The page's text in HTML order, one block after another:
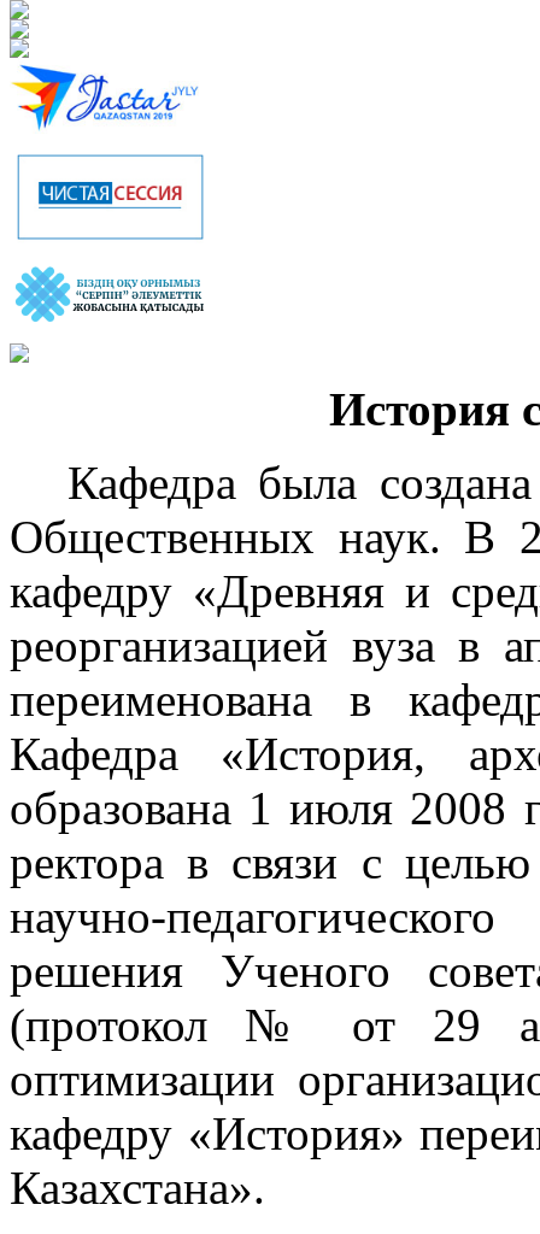
История
Кафедра была
Общественных наук. В
кафедру «Древняя и
реорганизацией вуза в
переименована в
Кафедра «История,
образована 1 июля 2008
ректора в связи с целью
научно-
решения Ученого
(протокол № от 29
оптимизации
кафедру «История»
Казахстана».